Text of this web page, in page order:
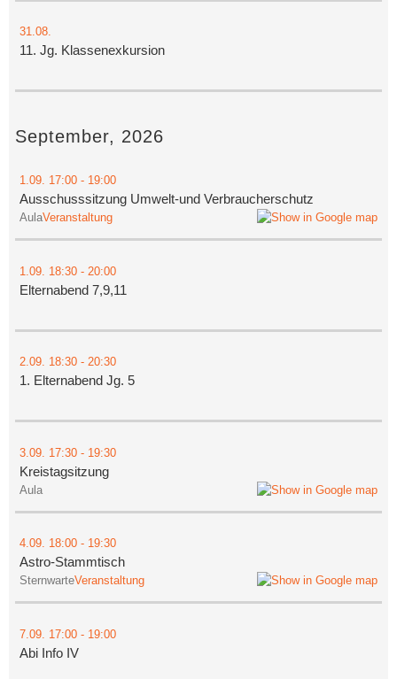
31.08.
11. Jg. Klassenexkursion
September, 2026
1.09. 17:00 - 19:00
Ausschusssitzung Umwelt-und Verbraucherschutz
AulaVeranstaltung
1.09. 18:30 - 20:00
Elternabend 7,9,11
2.09. 18:30 - 20:30
1. Elternabend Jg. 5
3.09. 17:30 - 19:30
Kreistagsitzung
Aula
4.09. 18:00 - 19:30
Astro-Stammtisch
SternwarteVeranstaltung
7.09. 17:00 - 19:00
Abi Info IV